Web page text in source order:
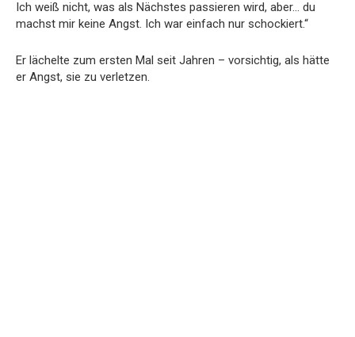
Ich weiß nicht, was als Nächstes passieren wird, aber… du
machst mir keine Angst. Ich war einfach nur schockiert.“
Er lächelte zum ersten Mal seit Jahren – vorsichtig, als hätte
er Angst, sie zu verletzen.